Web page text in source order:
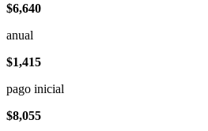
$6,640
anual
$1,415
pago inicial
$8,055